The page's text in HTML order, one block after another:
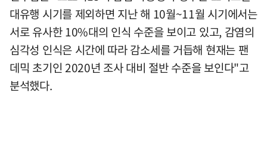
대유행 시기를 제외하면 지난 해 10월~11월 시기에서는
서로 유사한 10%대의 인식 수준을 보이고 있고, 감염의
심각성 인식은 시간에 따라 감소세를 거듭해 현재는 팬
데믹 초기인 2020년 조사 대비 절반 수준을 보인다"고
분석했다.